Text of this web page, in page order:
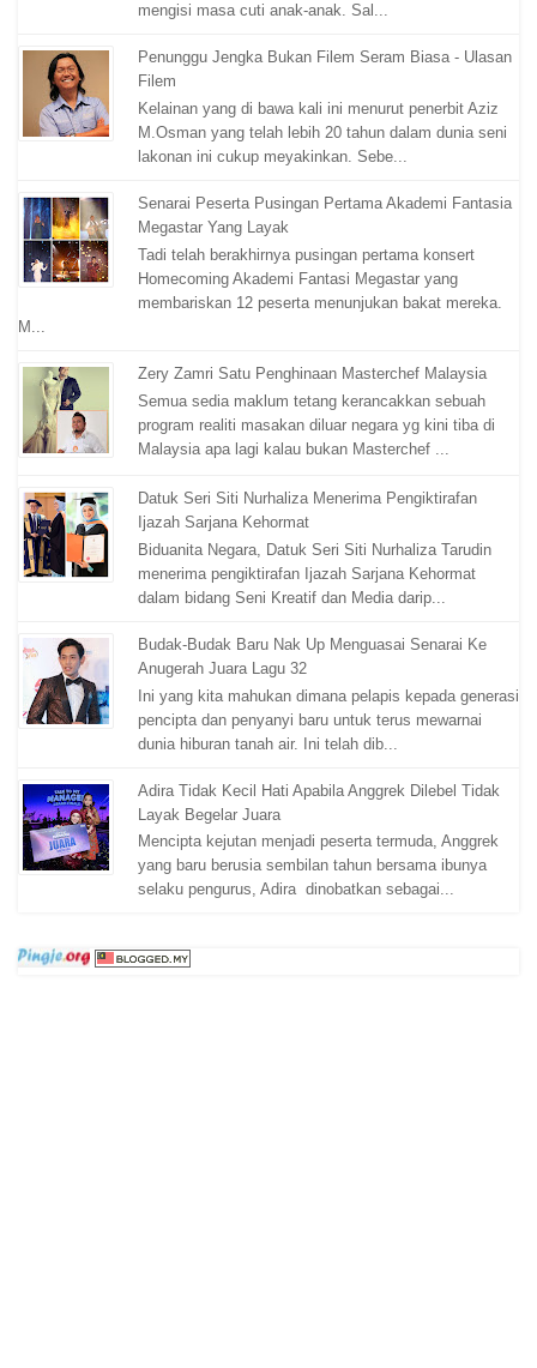
mengisi masa cuti anak-anak. Sal...
Penunggu Jengka Bukan Filem Seram Biasa - Ulasan
Filem
Kelainan yang di bawa kali ini menurut penerbit Aziz
M.Osman yang telah lebih 20 tahun dalam dunia seni
lakonan ini cukup meyakinkan. Sebe...
Senarai Peserta Pusingan Pertama Akademi Fantasia
Megastar Yang Layak
Tadi telah berakhirnya pusingan pertama konsert
Homecoming Akademi Fantasi Megastar yang
membariskan 12 peserta menunjukan bakat mereka.
M...
Zery Zamri Satu Penghinaan Masterchef Malaysia
Semua sedia maklum tetang kerancakkan sebuah
program realiti masakan diluar negara yg kini tiba di
Malaysia apa lagi kalau bukan Masterchef ...
Datuk Seri Siti Nurhaliza Menerima Pengiktirafan
Ijazah Sarjana Kehormat
Biduanita Negara, Datuk Seri Siti Nurhaliza Tarudin
menerima pengiktirafan Ijazah Sarjana Kehormat
dalam bidang Seni Kreatif dan Media darip...
Budak-Budak Baru Nak Up Menguasai Senarai Ke
Anugerah Juara Lagu 32
Ini yang kita mahukan dimana pelapis kepada generasi
pencipta dan penyanyi baru untuk terus mewarnai
dunia hiburan tanah air. Ini telah dib...
Adira Tidak Kecil Hati Apabila Anggrek Dilebel Tidak
Layak Begelar Juara
Mencipta kejutan menjadi peserta termuda, Anggrek
yang baru berusia sembilan tahun bersama ibunya
selaku pengurus, Adira dinobatkan sebagai...